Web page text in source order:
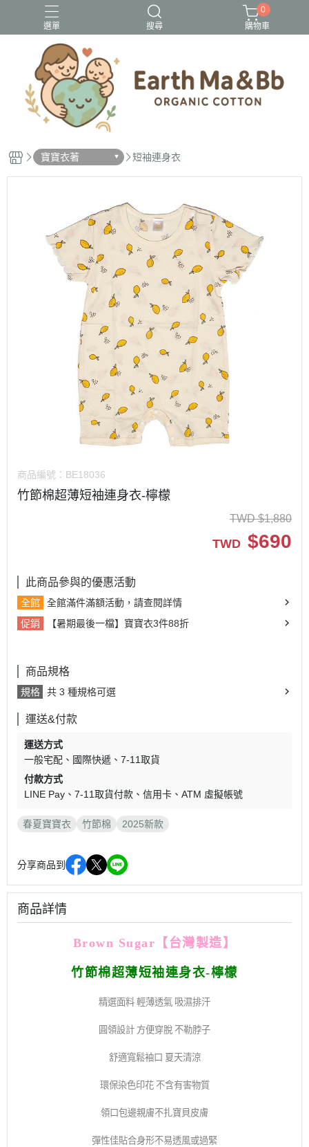
選單 搜尋
2025新款 春夏寶寶衣 竹節棉
第一代媽媽包
第二代媽媽包
0
購物車
寶寶衣著 短袖連身衣
商品編號： BE18036
竹節棉超薄短袖連身衣-檸檬
TWD $1,880
TWD $690
此商品參與的優惠活動
全館
全館滿件滿額活動，請查閱詳情
促銷
【暑期最後一檔】寶寶衣3件88折
商品規格
規格 共 3 種規格可選
運送&付款
運送方式
一般宅配
國際快遞
7-11取貨
付款方式
LINE Pay
7-11取貨付款 信用卡 ATM 虛擬帳號
春夏寶寶衣 竹節棉 2025新款
分享商品到
商品詳情
Brown Sugar 【 台灣製造】
竹節棉超薄短袖連身衣-檸檬
精選面料 輕薄透氣 吸濕排汗
圓領設計 方便穿脫 不勒脖子
舒適寬鬆袖口 夏天清涼
環保染色印花 不含有害物質
領口包邊親膚不扎寶貝皮膚
彈性佳貼合身形不易透風或過緊